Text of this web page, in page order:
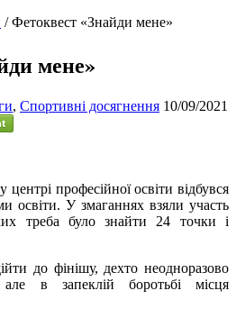
/Фетоквест «Знайди мене»
мене»
, Спортивні досягнення 10/09/2021
професійної освіти відбувся
освіти. У змаганнях взяли участь
треба було знайти 24 точки і
до фінішу, дехто неодноразово
в запеклій боротьбі місця